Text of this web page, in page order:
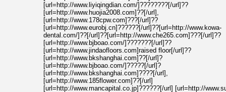
[url=http://www.liyiqingdian.com/]????????[/url]??
[url=http://www.huojia2008.com]??[/url],
[url=http://www.178cpw.com]???[/url]??
[url=http://www.eurobj.cn]??????[/url]??[url=http://www.kowa-
dental.com/]??[/url]??[url=http://www.che265.com]???[/url]??
[url=http://www.bjboao.com/]???????[/url]??
[url=http://www.jindaofloors.com]raised floor[/url]??
[url=http://www.bkshanghai.com]??[/url]?
[url=http://www.bjboao.com/]?????[/url]?
[url=http://www.bkshanghai.com]????[/url],
[url=http://www.185flower.com]??[/url]
[url=http://www.mancapital.co.jp]??????[/url] [url=http://